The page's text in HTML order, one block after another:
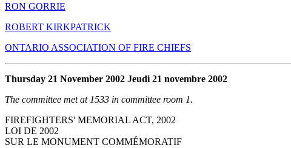
RON GORRIE
ROBERT KIRKPATRICK
ONTARIO ASSOCIATION OF FIRE CHIEFS
Thursday 21 November 2002 Jeudi 21 novembre 2002
The committee met at 1533 in committee room 1.
FIREFIGHTERS' MEMORIAL ACT, 2002
LOI DE 2002
SUR LE MONUMENT COMMÉMORATIF